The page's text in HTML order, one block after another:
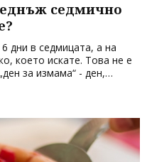
седмично
дни в седмицата, а на
което искате. Това не е
за измама“ - ден,
Но полезен ли е този
преди...